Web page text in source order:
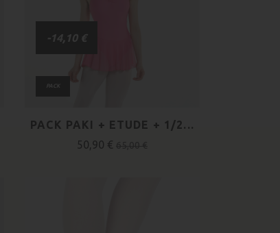
-14,10 €
PACK
PACK PAKI + ETUDE + 1/2...
50,90 €